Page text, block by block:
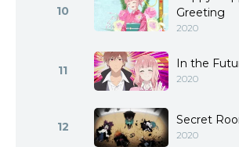
10
Greeting
2020
11 In the
2020
12 Secret
2020